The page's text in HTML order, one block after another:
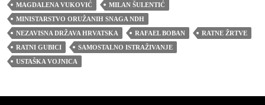
MAGDALENA VUKOVIĆ
MILAN ŠULENTIĆ
MINISTARSTVO ORUŽANIH SNAGA NDH
NEZAVISNA DRŽAVA HRVATSKA
RAFAEL BOBAN
RATNE ŽRTVE
RATNI GUBICI
SAMOSTALNO ISTRAŽIVANJE
USTAŠKA VOJNICA